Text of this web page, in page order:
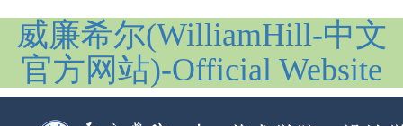
威廉希尔(WilliamHill-中文
官方网站)-Official Website